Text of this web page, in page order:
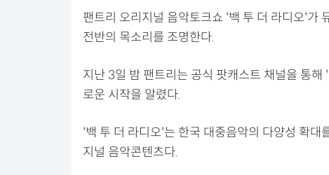
팬트리 오리지널 음악토크쇼 '백 투 더 라디오'가
전반의 목소리를 조명한다.
지난 3일 밤 팬트리는 공식 팟캐스트 채널을 통
로운 시작을 알렸다.
'백 투 더 라디오'는 한국 대중음악의 다양성 확대
지널 음악콘텐츠다.